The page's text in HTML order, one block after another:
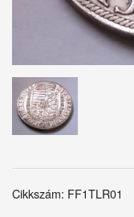
Cikkszám: FF1TLR01